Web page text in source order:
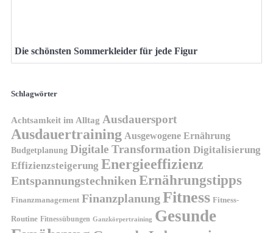
Die schönsten Sommerkleider für jede Figur
Schlagwörter
Achtsamkeit im Alltag Ausdauersport
Ausdauertraining Ausgewogene Ernährung
Budgetplanung Digitale Transformation Digitalisierung
Effizienzsteigerung Energieeffizienz
Entspannungstechniken Ernährungstipps
Finanzmanagement Finanzplanung Fitness Fitness-
Routine Fitnessübungen Ganzkörpertraining Gesunde